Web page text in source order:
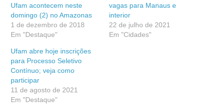
Ufam acontecem neste
domingo (2) no Amazonas
1 de dezembro de 2018
Em "Destaque"
vagas para Manaus e
interior
22 de julho de 2021
Em "Cidades"
Ufam abre hoje inscrições
para Processo Seletivo
Contínuo; veja como
participar
11 de agosto de 2021
Em "Destaque"